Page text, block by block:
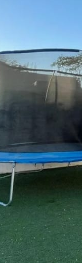
Jardín
diseñado para
diseño y
grabada en la
bodas al aire
con carpa en
sin perder el
espacios y vive